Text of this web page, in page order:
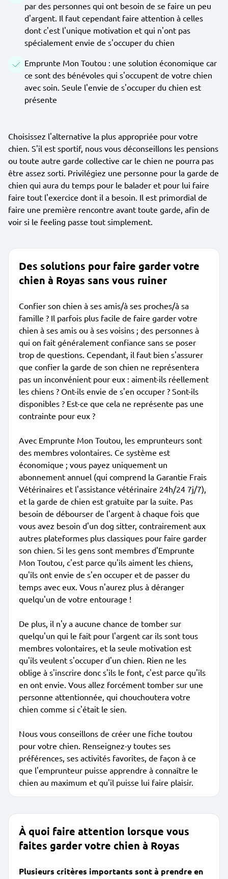
par des personnes qui ont besoin de se faire un peu
d'argent. Il faut cependant faire attention à celles
dont c'est l'unique motivation et qui n'ont pas
spécialement envie de s'occuper du chien
Emprunte Mon Toutou : une solution économique car
ce sont des bénévoles qui s'occupent de votre chien
avec soin. Seule l'envie de s'occuper du chien est
présente
Choisissez l'alternative la plus appropriée pour votre
chien. S'il est sportif, nous vous déconseillons les pensions
ou toute autre garde collective car le chien ne pourra pas
être assez sorti. Privilégiez une personne pour la garde de
chien qui aura du temps pour le balader et pour lui faire
faire tout l'exercice dont il a besoin. Il est primordial de
faire une première rencontre avant toute garde, afin de
voir si le feeling passe tout simplement.
Des solutions pour faire garder votre
chien à Royas sans vous ruiner
Confier son chien à ses amis/à ses proches/à sa
famille ? Il parfois plus facile de faire garder votre
chien à ses amis ou à ses voisins ; des personnes à
qui on fait généralement confiance sans se poser
trop de questions. Cependant, il faut bien s'assurer
que confier la garde de son chien ne représentera
pas un inconvénient pour eux : aiment-ils réellement
les chiens ? Ont-ils envie de s'en occuper ? Sont-ils
disponibles ? Est-ce que cela ne représente pas une
contrainte pour eux ?
Avec Emprunte Mon Toutou, les emprunteurs sont
des membres volontaires. Ce système est
économique ; vous payez uniquement un
abonnement annuel (qui comprend la Garantie Frais
Vétérinaires et l'assistance vétérinaire 24h/24 7j/7),
et la garde de chien est gratuite par la suite. Pas
besoin de débourser de l'argent à chaque fois que
vous avez besoin d'un dog sitter, contrairement aux
autres plateformes plus classiques pour faire garder
son chien. Si les gens sont membres d'Emprunte
Mon Toutou, c'est parce qu'ils aiment les chiens,
qu'ils ont envie de s'en occuper et de passer du
temps avec eux. Vous n'aurez plus à déranger
quelqu'un de votre entourage !
De plus, il n'y a aucune chance de tomber sur
quelqu'un qui le fait pour l'argent car ils sont tous
membres volontaires, et la seule motivation est
qu'ils veulent s'occuper d'un chien. Rien ne les
oblige à s'inscrire donc s'ils le font, c'est parce qu'ils
en ont envie. Vous allez forcément tomber sur une
personne attentionnée, qui chouchoutera votre
chien comme si c'était le sien.
Nous vous conseillons de créer une fiche toutou
pour votre chien. Renseignez-y toutes ses
préférences, ses activités favorites, de façon à ce
que l'emprunteur puisse apprendre à connaître le
chien au maximum et qu'il puisse lui faire plaisir.
À quoi faire attention lorsque vous
faites garder votre chien à Royas
Plusieurs critères importants sont à prendre en